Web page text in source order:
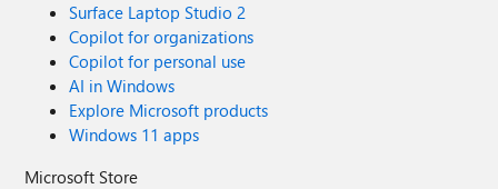
Surface Laptop Studio 2
Copilot for organizations
Copilot for personal use
AI in Windows
Explore Microsoft products
Windows 11 apps
Microsoft Store